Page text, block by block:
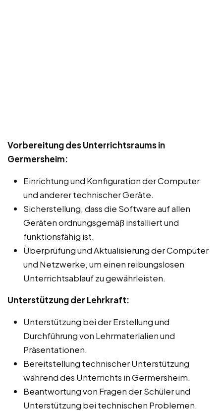
Vorbereitung des Unterrichtsraums in
Germersheim:
Einrichtung und Konfiguration der Computer
und anderer technischer Geräte.
Sicherstellung, dass die Software auf allen
Geräten ordnungsgemäß installiert und
funktionsfähig ist.
Überprüfung und Aktualisierung der Computer
und Netzwerke, um einen reibungslosen
Unterrichtsablauf zu gewährleisten.
Unterstützung der Lehrkraft:
Unterstützung bei der Erstellung und
Durchführung von Lehrmaterialien und
Präsentationen.
Bereitstellung technischer Unterstützung
während des Unterrichts in Germersheim.
Beantwortung von Fragen der Schüler und
Unterstützung bei technischen Problemen.